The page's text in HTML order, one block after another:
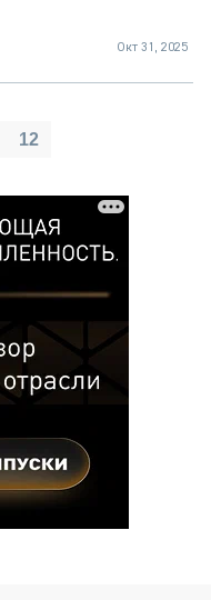
Окт 31, 2025
12